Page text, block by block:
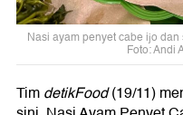
Nasi ayam penyet cabe ijo
Foto: Andi
TimdetikFood(19/11)